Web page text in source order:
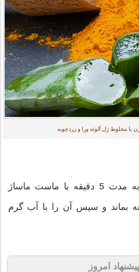
با مخلوط ژل آلوئه ورا و زردچوبه
قسمت خصوصی را به مدت 5 دقیقه با ماست ماساژ
بگذارید 15 دقیقه بماند و سپس آن را با آب گرم
پیشنهاد امروز